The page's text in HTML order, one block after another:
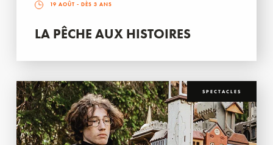
19 AOÛT - DÈS 3 ANS
LA PÊCHE AUX HISTOIRES
SPECTACLES